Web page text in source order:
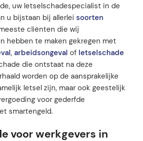
uw letselschadespecialist in de
u bijstaan bij allerlei soorten
cliënten die wij
hebben te maken gekregen met
, arbeidsongeval of letselschade
die ontstaat na deze
worden op de aansprakelijke
letsel zijn, maar ook geestelijk
voor gederfde
smartengeld.
voor werkgevers in